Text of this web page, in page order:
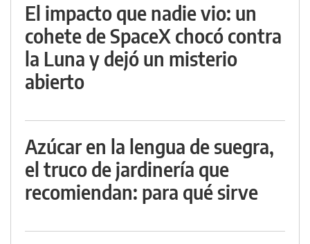
El impacto que nadie vio: un
cohete de SpaceX chocó contra
la Luna y dejó un misterio
abierto
Azúcar en la lengua de suegra,
el truco de jardinería que
recomiendan: para qué sirve